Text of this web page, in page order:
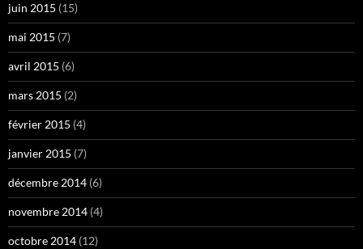
juin 2015 (15)
mai 2015 (7)
avril 2015 (6)
mars 2015 (2)
février 2015 (4)
janvier 2015 (7)
décembre 2014 (6)
novembre 2014 (4)
octobre 2014 (12)